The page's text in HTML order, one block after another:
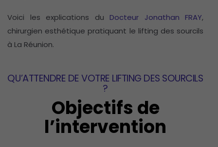
Voici les explications du Docteur Jonathan FRAY,
chirurgien esthétique pratiquant le lifting des sourcils
à La Réunion.
QU’ATTENDRE DE VOTRE LIFTING DES SOURCILS
?
Objectifs de
l’intervention